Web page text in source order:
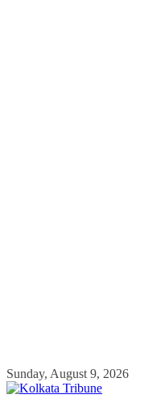
Skip
to
Sunday, August 9, 2026